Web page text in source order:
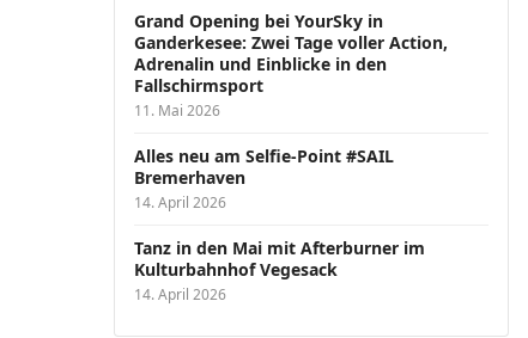
Grand Opening bei YourSky in
Ganderkesee: Zwei Tage voller Action,
Adrenalin und Einblicke in den
Fallschirmsport
11. Mai 2026
Alles neu am Selfie-Point #SAIL
Bremerhaven
14. April 2026
Tanz in den Mai mit Afterburner im
Kulturbahnhof Vegesack
14. April 2026